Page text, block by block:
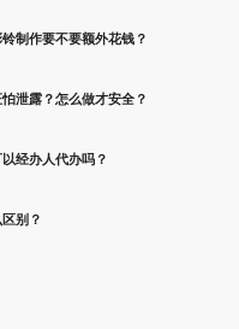
制作要不要额外花钱？
泄露？怎么做才安全？
经办人代办吗？
别？